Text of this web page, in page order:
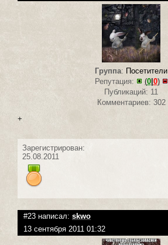
Группа: Посетители
Репутация:
(0|0)
Публикаций: 11
Комментариев: 302
+
Зарегистрирован:
25.08.2011
#23 написал: skwo
13 сентября 2011 01:32